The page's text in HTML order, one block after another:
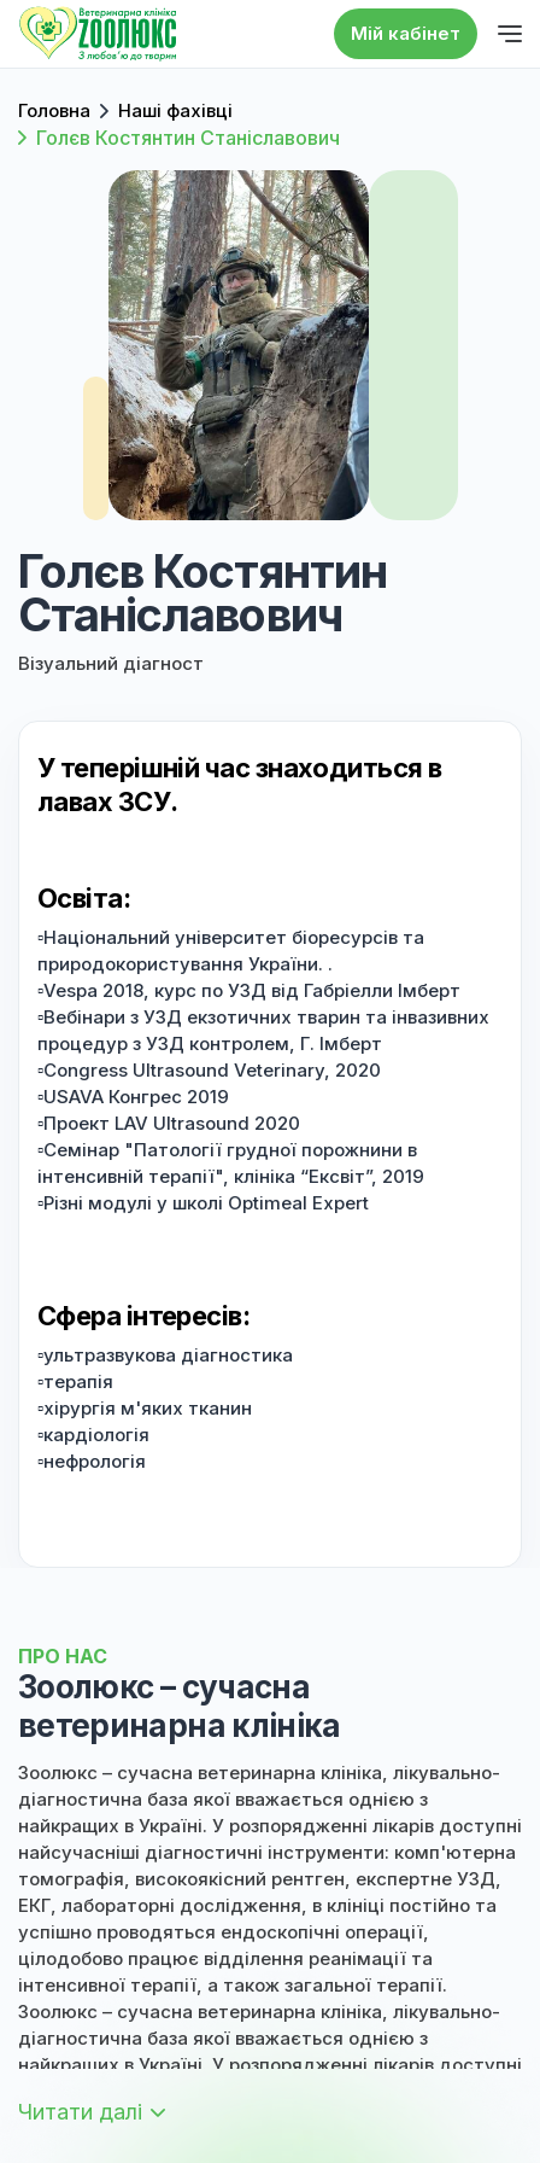
Мій кабінет
Головна Наші фахівці
Голєв Костянтин Станіславович
Голєв Костянтин
Станіславович
Візуальний діагност
У теперішній час знаходиться в
лавах ЗСУ.
Освіта:
▫️Національний університет біоресурсів та
природокористування України. .
▫️Vespa 2018, курс по УЗД від Габріелли Імберт
▫️Вебінари з УЗД екзотичних тварин та інвазивних
процедур з УЗД контролем, Г. Імберт
▫️Congress Ultrasound Veterinary, 2020
▫️USAVA Конгрес 2019
▫️Проект LAV Ultrasound 2020
▫️Семінар "Патології грудної порожнини в
інтенсивній терапії", клініка “Ексвіт”, 2019
▫️Різні модулі у школі Optimeal Expert
Сфера інтересів:
▫️ультразвукова діагностика
▫️терапія
▫️хірургія м'яких тканин
▫️кардіологія
▫️нефрологія
ПРО НАС
Зоолюкс – сучасна
ветеринарна клініка
Зоолюкс – сучасна ветеринарна клініка, лікувально-
діагностична база якої вважається однією з
найкращих в Україні. У розпорядженні лікарів доступні
найсучасніші діагностичні інструменти: комп'ютерна
томографія, високоякісний рентген, експертне УЗД,
ЕКГ, лабораторні дослідження, в клініці постійно та
успішно проводяться ендоскопічні операції,
цілодобово працює відділення реанімації та
інтенсивної терапії, а також загальної терапії.
Зоолюкс – сучасна ветеринарна клініка, лікувально-
діагностична база якої вважається однією з
найкращих в Україні. У розпорядженні лікарів доступні
томографія, високоякісний рентген, експертне УЗД,
Читати далі